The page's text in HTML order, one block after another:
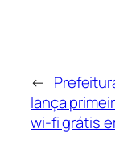
←
lança
wi-fi grátis